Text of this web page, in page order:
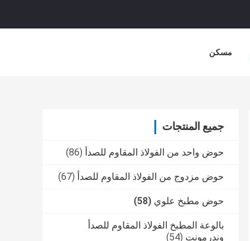
مسكن
جميع المنتجات
حوض واحد من الفولاذ المقاوم للصدأ (86)
حوض مزدوج من الفولاذ المقاوم للصدأ (67)
حوض مطبخ علوي (58)
بالوعة المطبخ الفولاذ المقاوم للصدأ
وندرمونت (54)